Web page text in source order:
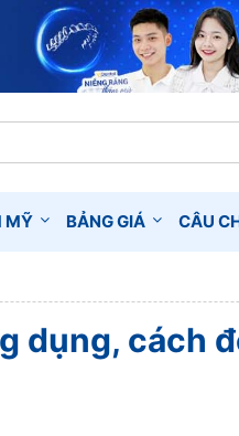
MỸ BẢNG GIÁ CÂU
dụng, cách